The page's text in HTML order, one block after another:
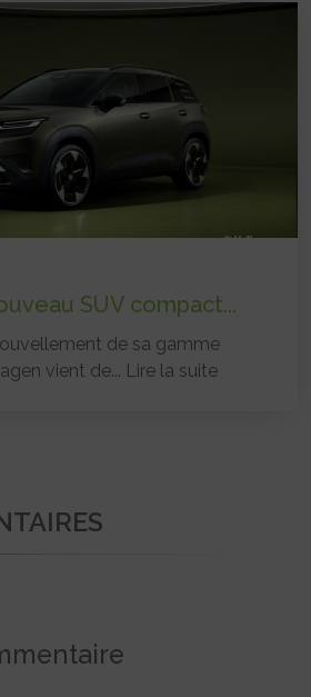
SUV compact...
de sa gamme
vient de... Lire la suite